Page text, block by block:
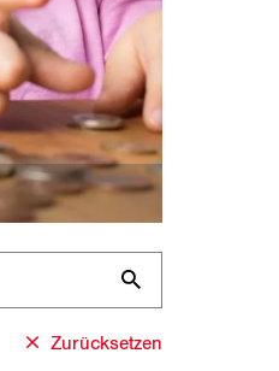
Zurücksetzen